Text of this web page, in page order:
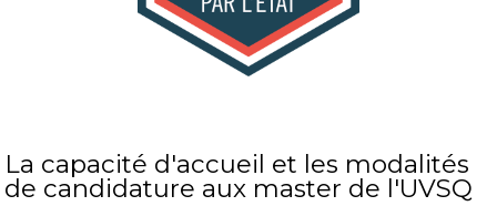
La capacité d'accueil et les modalités
de candidature aux master de l'UVSQ